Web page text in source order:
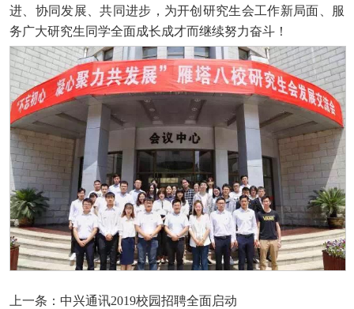
进、协同发展、共同进步，为开创研究生会工作新局面、服
务广大研究生同学全面成长成才而继续努力奋斗！
上一条： 中兴通讯2019校园招聘全面启动